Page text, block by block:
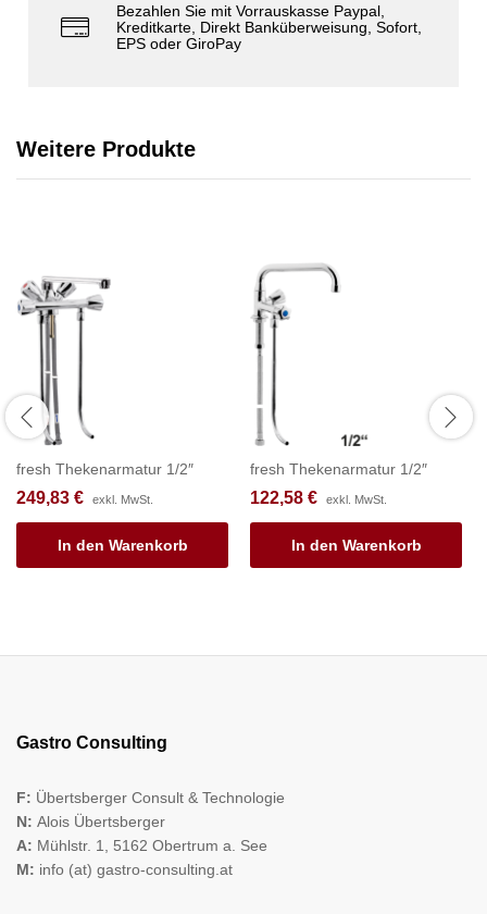
Bezahlen Sie mit Vorrauskasse Paypal,
Kreditkarte, Direkt Banküberweisung, Sofort,
EPS oder GiroPay
Weitere Produkte
fresh Thekenarmatur 1/2″
249,83 € exkl. MwSt.
In den Warenkorb
fresh Thekenarmatur 1/2″
122,58 € exkl. MwSt.
In den Warenkorb
Gastro Consulting
F: Übertsberger Consult & Technologie
N: Alois Übertsberger
A: Mühlstr. 1, 5162 Obertrum a. See
M: info (at) gastro-consulting.at